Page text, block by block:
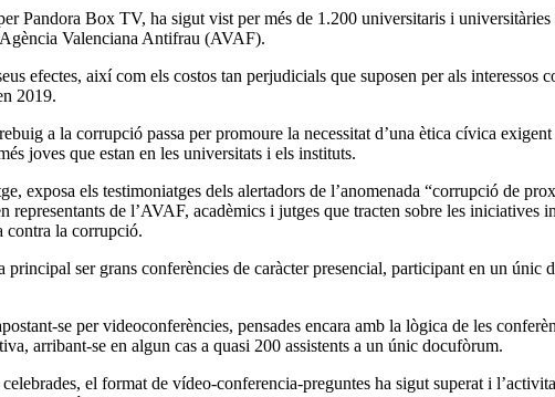
Pandora Box TV, ha sigut vist per més de 1.200 universitaris i universitàries
Valenciana Antifrau (AVAF).
efectes, així com els costos tan perjudicials que suposen per als interessos
2019.
a la corrupció passa per promoure la necessitat d’una ètica cívica exigent
joves que estan en les universitats i els instituts.
exposa els testimoniatges dels alertadors de l’anomenada “corrupció de
de l’AVAF, acadèmics i jutges que tracten sobre les iniciatives
contra la corrupció.
ser grans conferències de caràcter presencial, participant en un únic
se per videoconferències, pensades encara amb la lògica de les
arribant-se en algun cas a quasi 200 assistents a un únic docufòrum.
el format de vídeo-conferencia-preguntes ha sigut superat i